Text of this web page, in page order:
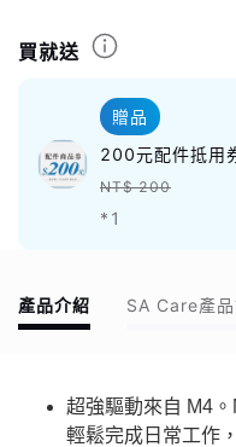
買就送
贈品
200元配件抵用
NT$ 200
*1
產品介紹 SA Care產
超強驅動來自 M4
輕鬆完成日常工作